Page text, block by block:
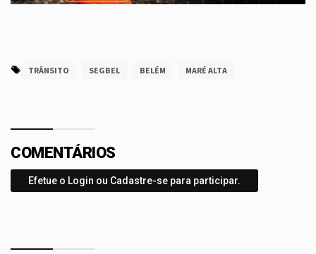
TRÂNSITO SEGBEL BELÉM MARÉ ALTA
COMENTÁRIOS
Efetue o Login ou Cadastre-se para participar.